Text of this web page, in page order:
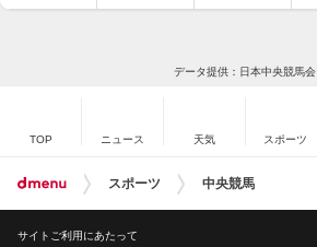
データ提供：日本中央競馬会
TOP ニュース 天気 スポーツ
スポーツ 中央競馬
サイトご利用にあたって